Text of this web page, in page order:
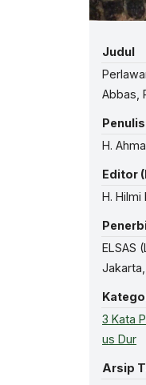
Judul
Abbas,
Penulis
H.
Editor
H. Hilmi
ELSAS
3 Kata
us Dur
Arsip